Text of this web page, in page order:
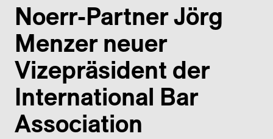
Noerr-Partner Jörg
Menzer neuer
Vizepräsident der
International Bar
Association